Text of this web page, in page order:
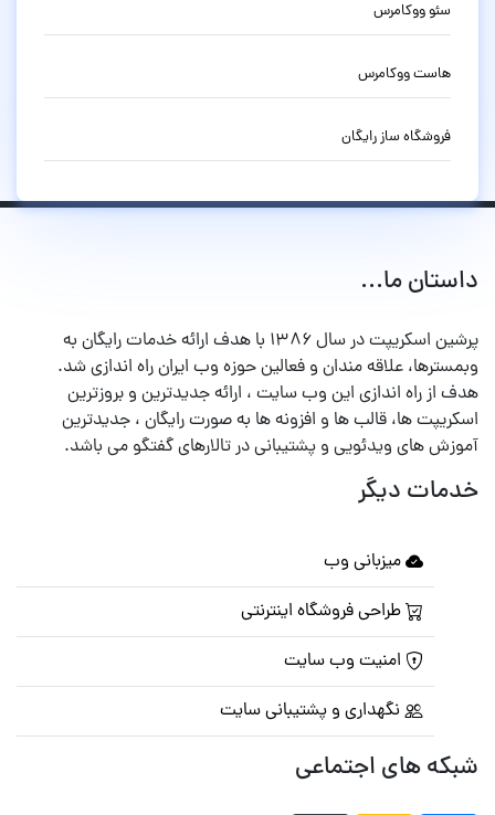
سئو ووکامرس
هاست ووکامرس
فروشگاه ساز رایگان
داستان ما...
پرشین اسکریپت در سال ۱۳۸۶ با هدف ارائه خدمات رایگان به
وبمسترها، علاقه مندان و فعالین حوزه وب ایران راه اندازی شد.
هدف از راه اندازی این وب سایت ، ارائه جدیدترین و بروزترین
اسکریپت ها، قالب ها و افزونه ها به صورت رایگان ، جدیدترین
آموزش های ویدئویی و پشتیبانی در تالارهای گفتگو می باشد.
خدمات دیگر
میزبانی وب
طراحی فروشگاه اینترنتی
امنیت وب سایت
نگهداری و پشتیبانی سایت
شبکه های اجتماعی